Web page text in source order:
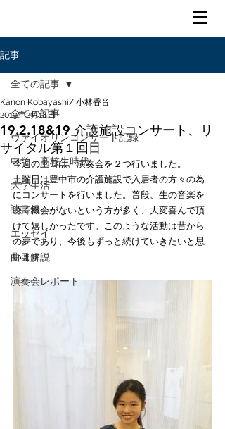
記事
全ての記事
ヴァイオリンコンサート記録
中学・高校生時代
大学生活
読書録
エッセイ
曲目解説
演奏会レポート
全ての記事
19.2.18&19 介護施設コンサート、リ
サイタル第１回目
Kanon Kobayashi/ 小林香音
2019年2月18日
今週の土日は、演奏会を２つ行いました。
土曜日は豊中市の介護施設で入居者の方々の為
にコンサートを行いました。普段、生の音楽を
聴く機会がないという方が多く、大変喜んで頂
けて嬉しかったです。このような活動は昔から
の夢であり、今後もずっと続けていきたいと思
います。